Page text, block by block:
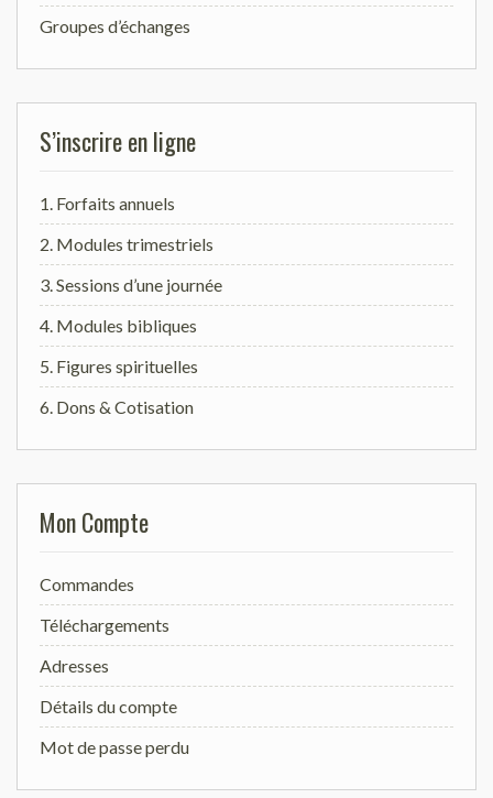
Groupes d’échanges
S’inscrire en ligne
1. Forfaits annuels
2. Modules trimestriels
3. Sessions d’une journée
4. Modules bibliques
5. Figures spirituelles
6. Dons & Cotisation
Mon Compte
Commandes
Téléchargements
Adresses
Détails du compte
Mot de passe perdu